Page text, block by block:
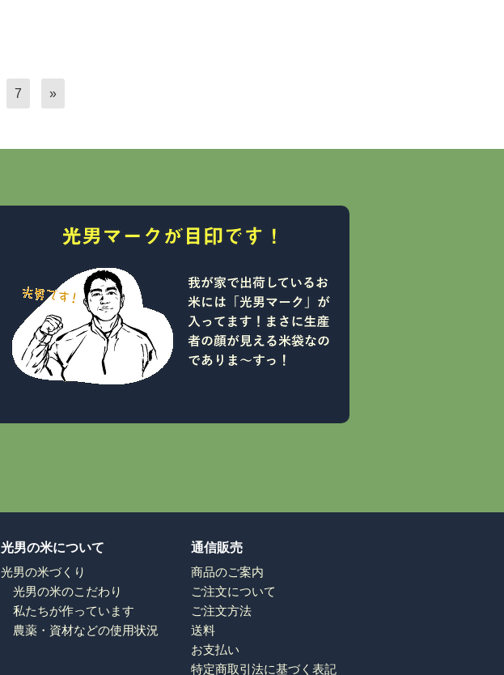
7 »
光男の米について
光男の米づくり
光男の米のこだわり
私たちが作っています
農薬・資材などの使用状況
通信販売
商品のご案内
ご注文について
ご注文方法
送料
お支払い
特定商取引法に基づく表記